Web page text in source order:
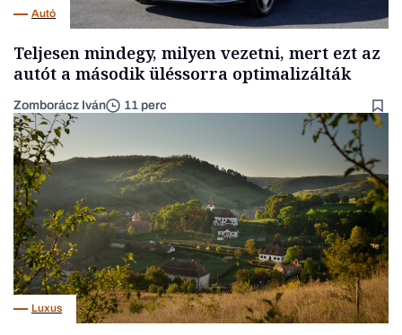
Autó
Teljesen mindegy, milyen vezetni, mert ezt az
autót a második üléssorra optimalizálták
Zomborácz Iván 11 perc
Luxus